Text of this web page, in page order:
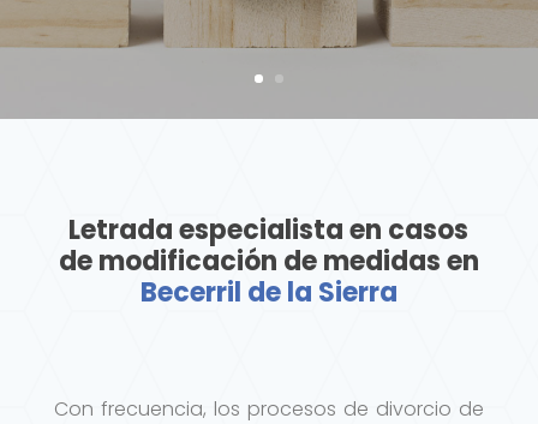
Letrada especialista en casos
de modificación de medidas en
Becerril de la Sierra
Con frecuencia, los procesos de divorcio de